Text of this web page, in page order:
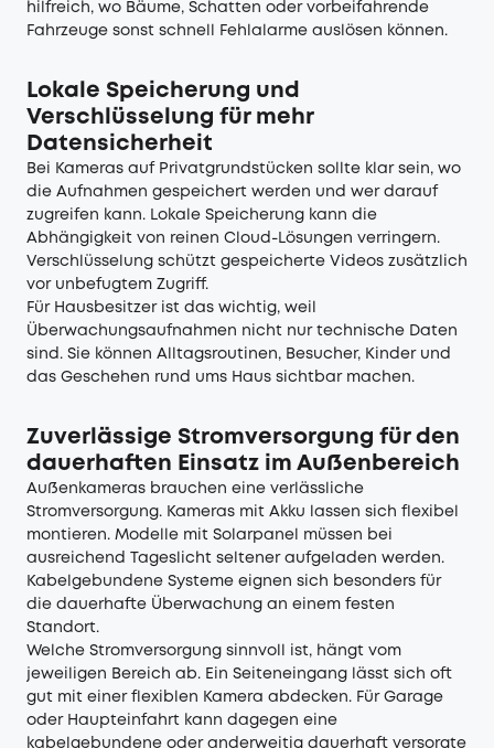
hilfreich, wo Bäume, Schatten oder vorbeifahrende
Fahrzeuge sonst schnell Fehlalarme auslösen können.
Lokale Speicherung und
Verschlüsselung für mehr
Datensicherheit
Bei Kameras auf Privatgrundstücken sollte klar sein, wo
die Aufnahmen gespeichert werden und wer darauf
zugreifen kann. Lokale Speicherung kann die
Abhängigkeit von reinen Cloud-Lösungen verringern.
Verschlüsselung schützt gespeicherte Videos zusätzlich
vor unbefugtem Zugriff.
Für Hausbesitzer ist das wichtig, weil
Überwachungsaufnahmen nicht nur technische Daten
sind. Sie können Alltagsroutinen, Besucher, Kinder und
das Geschehen rund ums Haus sichtbar machen.
Zuverlässige Stromversorgung für den
dauerhaften Einsatz im Außenbereich
Außenkameras brauchen eine verlässliche
Stromversorgung. Kameras mit Akku lassen sich flexibel
montieren. Modelle mit Solarpanel müssen bei
ausreichend Tageslicht seltener aufgeladen werden.
Kabelgebundene Systeme eignen sich besonders für
die dauerhafte Überwachung an einem festen
Standort.
Welche Stromversorgung sinnvoll ist, hängt vom
jeweiligen Bereich ab. Ein Seiteneingang lässt sich oft
gut mit einer flexiblen Kamera abdecken. Für Garage
oder Haupteinfahrt kann dagegen eine
kabelgebundene oder anderweitig dauerhaft versorgte